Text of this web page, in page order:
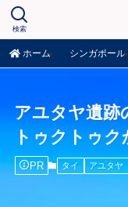
検索
ホーム シンガポール
アユタヤ遺跡
トゥクトゥ
PR タイ アユタヤ